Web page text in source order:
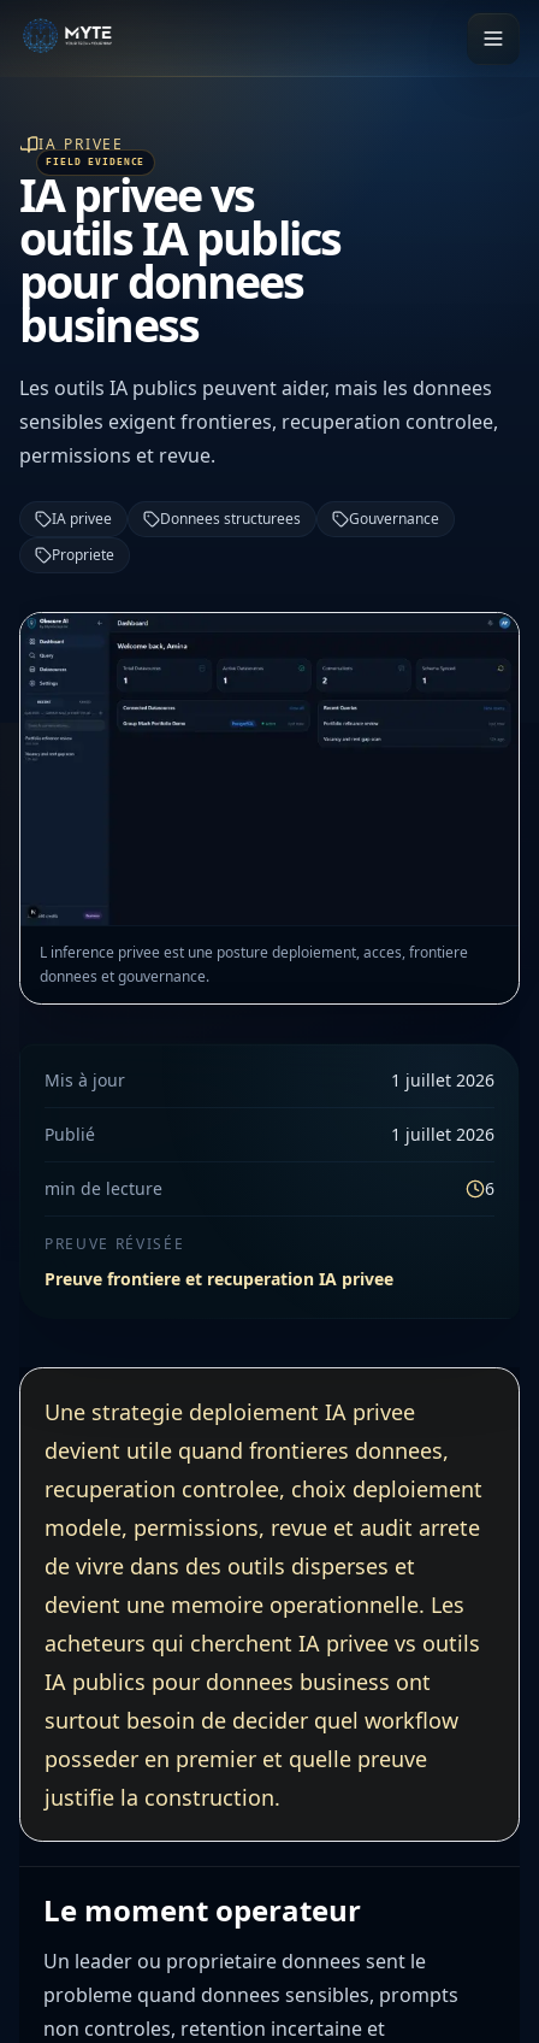
IA PRIVEE
IA privee vs
outils IA publics
pour donnees
business
Les outils IA publics peuvent aider, mais les donnees
sensibles exigent frontieres, recuperation controlee,
permissions et revue.
IA privee Donnees structurees
Gouvernance
Propriete
L inference privee est une posture deploiement, acces, frontiere
donnees et gouvernance.
Mis à jour 1 juillet 2026
Publié 1 juillet 2026
min de lecture 6
PREUVE RÉVISÉE
Preuve frontiere et recuperation IA privee
Une strategie deploiement IA privee
devient utile quand frontieres donnees,
recuperation controlee, choix deploiement
modele, permissions, revue et audit arrete
de vivre dans des outils disperses et
devient une memoire operationnelle. Les
acheteurs qui cherchent IA privee vs outils
IA publics pour donnees business ont
surtout besoin de decider quel workflow
posseder en premier et quelle preuve
justifie la construction.
Le moment operateur
Un leader ou proprietaire donnees sent le
probleme quand donnees sensibles, prompts
non controles, retention incertaine et